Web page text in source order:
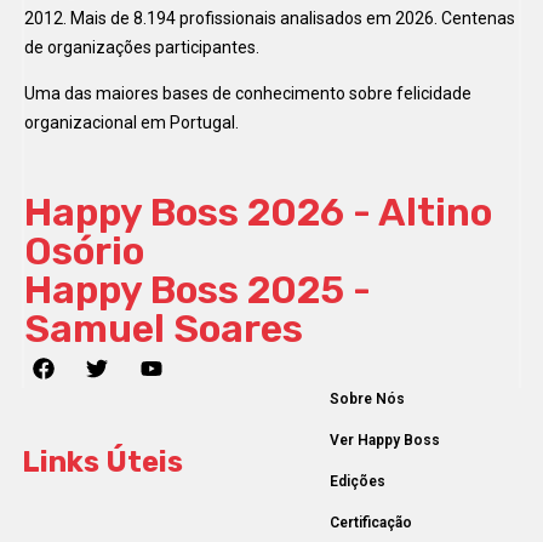
2012. Mais de 8.194 profissionais analisados em 2026. Centenas
de organizações participantes.
Uma das maiores bases de conhecimento sobre felicidade
organizacional em Portugal.
Happy Boss 2026 - Altino
Osório
Happy Boss 2025 -
Samuel Soares
Links Úteis
Sobre Nós
Ver Happy Boss
Edições
Certificação